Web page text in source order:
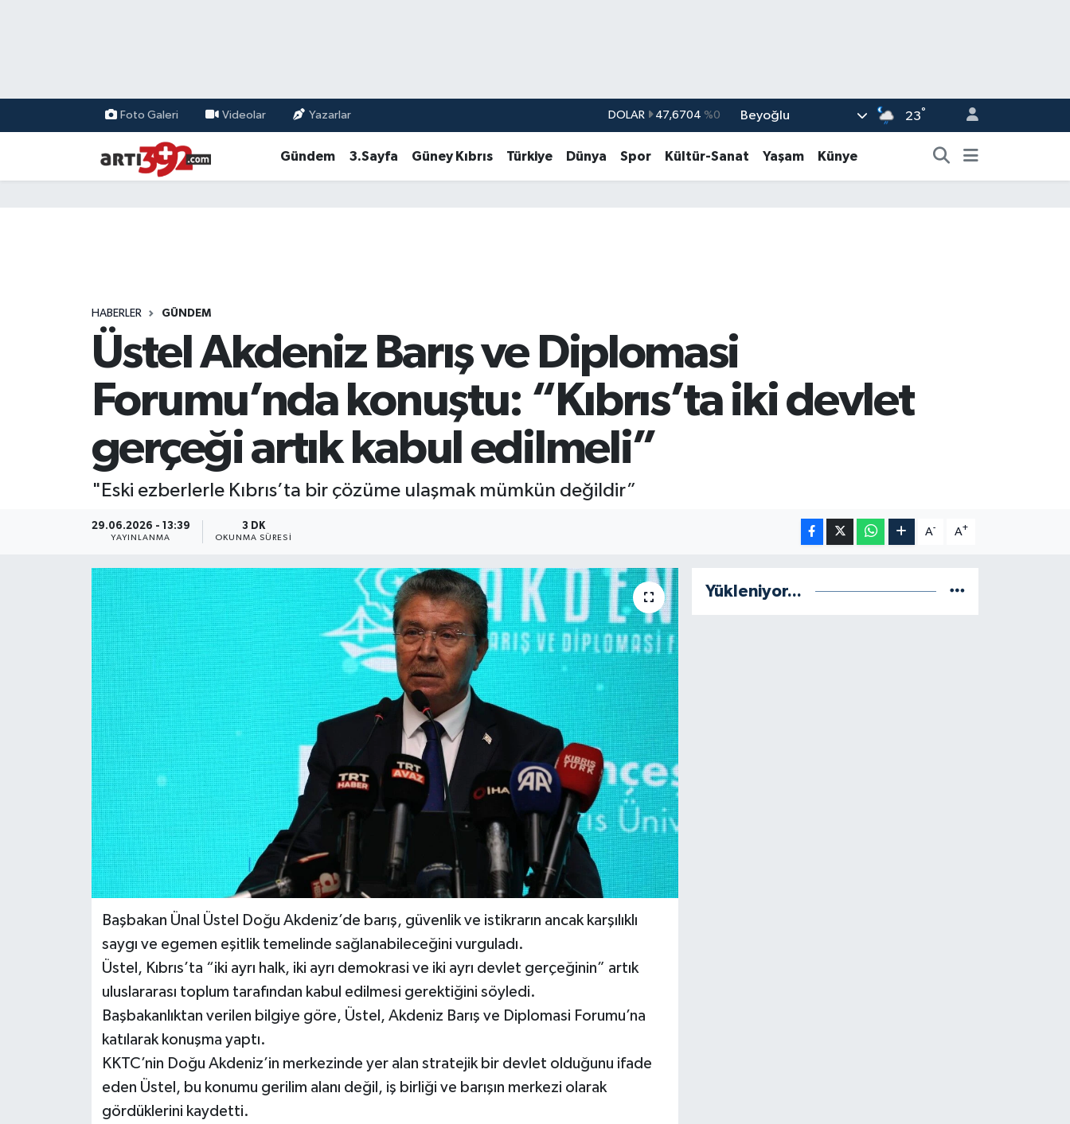
Foto Galeri Videolar Yazarlar DOLAR 47,6704 %0 Beyoğlu 23°
Gündem 3.Sayfa Güney Kıbrıs Türkiye Dünya Spor Kültür-Sanat Yaşam Künye
HABERLER GÜNDEM
Üstel Akdeniz Barış ve Diplomasi
Forumu’nda konuştu: “Kıbrıs’ta iki devlet
gerçeği artık kabul edilmeli”
"Eski ezberlerle Kıbrıs’ta bir çözüme ulaşmak mümkün değildir”
29.06.2026 - 13:39
YAYINLANMA
3 DK
OKUNMA SÜRESI
A- A+
Başbakan Ünal Üstel Doğu Akdeniz’de barış, güvenlik ve istikrarın ancak karşılıklı
saygı ve egemen eşitlik temelinde sağlanabileceğini vurguladı.
Üstel, Kıbrıs’ta “iki ayrı halk, iki ayrı demokrasi ve iki ayrı devlet gerçeğinin” artık
uluslararası toplum tarafından kabul edilmesi gerektiğini söyledi.
Başbakanlıktan verilen bilgiye göre, Üstel, Akdeniz Barış ve Diplomasi Forumu’na
katılarak konuşma yaptı.
KKTC’nin Doğu Akdeniz’in merkezinde yer alan stratejik bir devlet olduğunu ifade
eden Üstel, bu konumu gerilim alanı değil, iş birliği ve barışın merkezi olarak
gördüklerini kaydetti.
Yükleniyor...